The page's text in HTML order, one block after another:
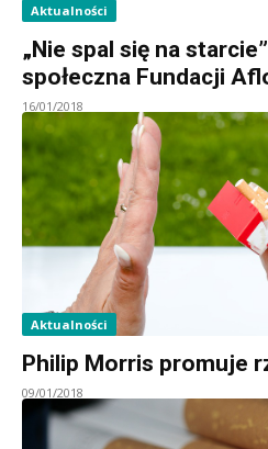
Aktualności
„Nie spal się na
społeczna Fundacji
16/01/2018
Aktualności
Philip Morris promuje
09/01/2018